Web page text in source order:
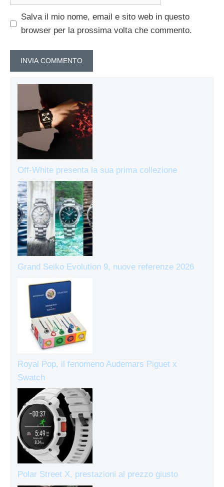
Salva il mio nome, email e sito web in questo
browser per la prossima volta che commento.
Off-White presenta la sua prima collezione
Grand Seiko Evolution 9, nuove referenze 2026
Royal Pop, il fenomeno Audemars Piguet x
Swatch
Polar Street X, prestazioni al prezzo giusto